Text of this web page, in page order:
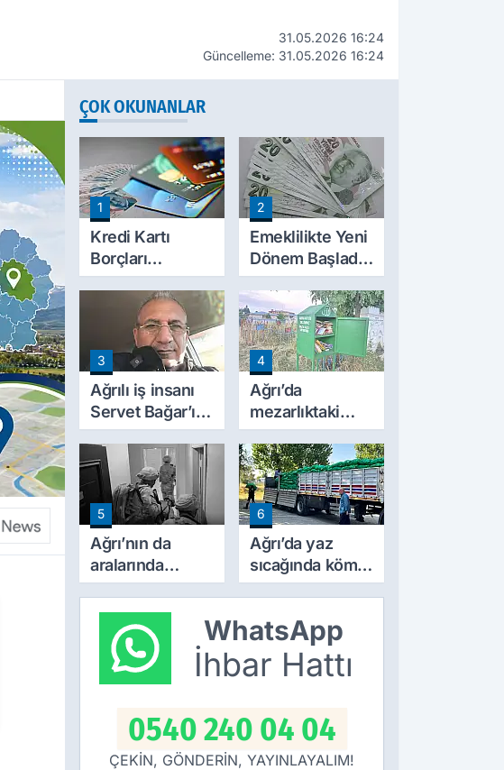
31.05.2026 16:24
Güncelleme: 31.05.2026 16:24
ÇOK OKUNANLAR
1
Kredi Kartı
Borçları
Silinecek mi?
TBMM'ye
Sunulan
Tekliflerin
Ayrıntıları Belli
Oldu
2
Emeklilikte Yeni
Dönem Başladı!
SGK'dan E-
Devlet Hamlesi
3
Ağrılı iş insanı
Servet Bağar’ın
acı günü
4
Ağrı’da
mezarlıktaki
Kur’an kutusu
vatandaşlardan
yoğun ilgi
görüyor
5
Ağrı’nın da
aralarında
bulunduğu 30
ilde DEAŞ
operasyonu:
104 şüpheli
yakalandı
6
Ağrı’da yaz
sıcağında kömür
fiyatları el yaktı
WhatsApp
İhbar Hattı
0540 240 04 04
ÇEKİN, GÖNDERİN, YAYINLAYALIM!